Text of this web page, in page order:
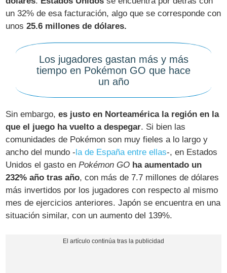
un 32% de esa facturación, algo que se corresponde con
unos25.6 millones de dólares.
Los jugadores gastan más y más
tiempo en Pokémon GO que hace
un año
Sin embargo, es justo en Norteamérica la región en la
que el juego ha vuelto a despegar. Si bien las
comunidades de Pokémon son muy fieles a lo largo y
ancho del mundo -la de España entre ellas-, en Estados
Unidos el gasto enPokémon GO ha aumentado un
232% año tras año, con más de 7.7 millones de dólares
más invertidos por los jugadores con respecto al mismo
mes de ejercicios anteriores. Japón se encuentra en una
situación similar, con un aumento del 139%.